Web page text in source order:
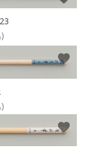
favorite
favorite